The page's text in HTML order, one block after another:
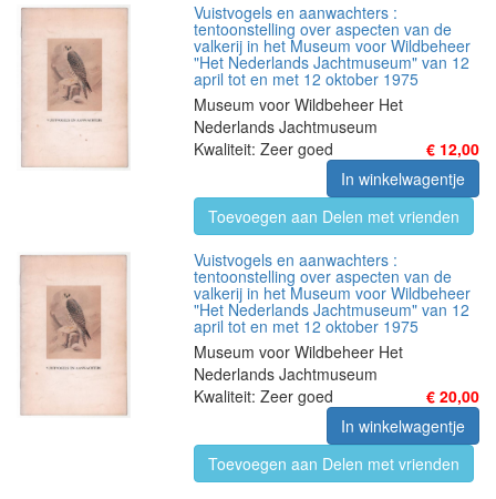
Vuistvogels en aanwachters :
tentoonstelling over aspecten van de
valkerij in het Museum voor Wildbeheer
"Het Nederlands Jachtmuseum" van 12
april tot en met 12 oktober 1975
Museum voor Wildbeheer Het
Nederlands Jachtmuseum
€ 12,00
Kwaliteit: Zeer goed
In winkelwagentje
Toevoegen aan Delen met vrienden
Vuistvogels en aanwachters :
tentoonstelling over aspecten van de
valkerij in het Museum voor Wildbeheer
"Het Nederlands Jachtmuseum" van 12
april tot en met 12 oktober 1975
Museum voor Wildbeheer Het
Nederlands Jachtmuseum
€ 20,00
Kwaliteit: Zeer goed
In winkelwagentje
Toevoegen aan Delen met vrienden